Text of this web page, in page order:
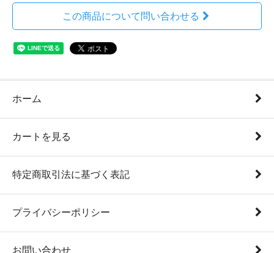
この商品について問い合わせる
ホーム
カートを見る
特定商取引法に基づく表記
プライバシーポリシー
お問い合わせ